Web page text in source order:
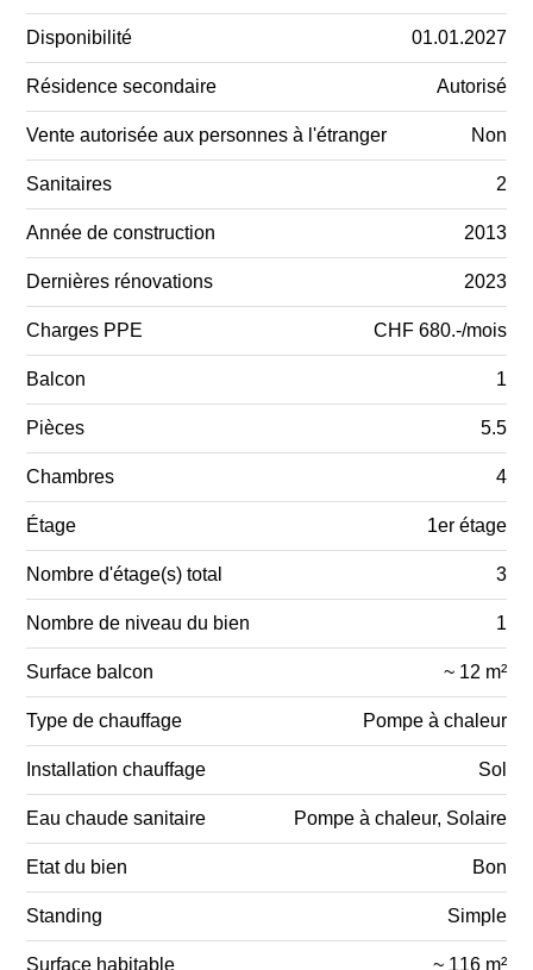
Disponibilité 01.01.2027
Résidence secondaire Autorisé
Vente autorisée aux personnes à l'étranger Non
Sanitaires 2
Année de construction 2013
Dernières rénovations 2023
Charges PPE CHF 680.-/mois
Balcon 1
Pièces 5.5
Chambres 4
Étage 1er étage
Nombre d'étage(s) total 3
Nombre de niveau du bien 1
Surface balcon ~ 12 m²
Type de chauffage Pompe à chaleur
Installation chauffage Sol
Eau chaude sanitaire Pompe à chaleur, Solaire
Etat du bien Bon
Standing Simple
Surface habitable ~ 116 m²